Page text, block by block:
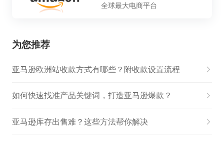
全球最大电商平台
为您推荐
亚马逊欧洲站收款方式有哪些？附收款设置流程
如何快速找准产品关键词，打造亚马逊爆款？
亚马逊库存出售难？这些方法帮你解决